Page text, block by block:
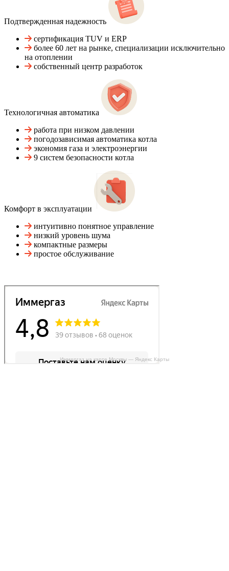
Подтвержденная надежность
сертификация TUV и ERP
более 60 лет на рынке, специализации исключительно
на отоплении
собственный центр разработок
Технологичная автоматика
работа при низком давлении
погодозависимая автоматика котла
экономия газа и электроэнергии
9 систем безопасности котла
Комфорт в эксплуатации
интуитивно понятное управление
низкий уровень шума
компактные размеры
простое обслуживание
Иммергаз на карте Москвы — Яндекс Карты